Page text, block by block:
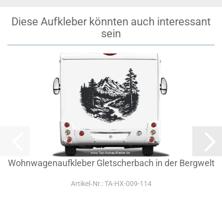
Diese Aufkleber könnten auch interessant
sein
Wohnwagenaufkleber Gletscherbach in der Bergwelt
Artikel‑Nr.: TA-HX-009-114